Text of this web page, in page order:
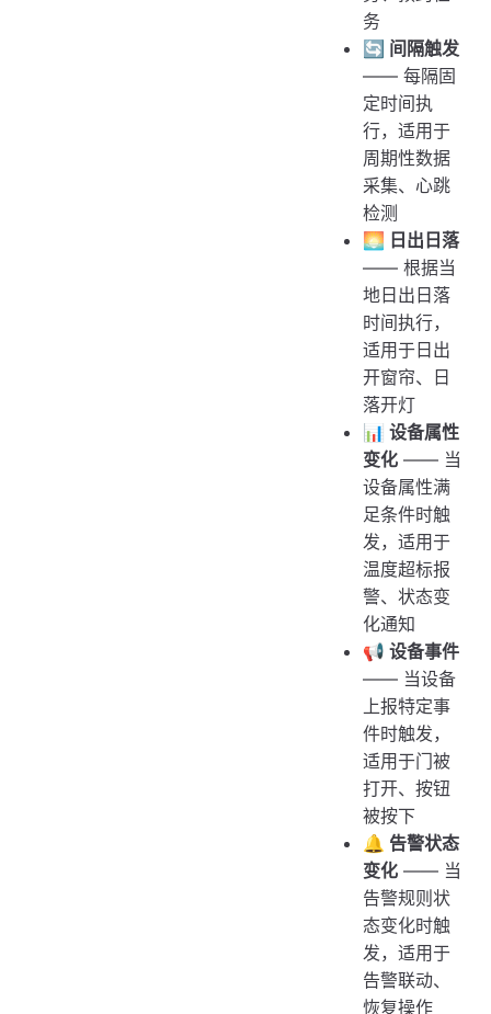
务
🔄 间隔触发
—— 每隔固
定时间执
行，适用于
周期性数据
采集、心跳
检测
🌅 日出日落
—— 根据当
地日出日落
时间执行，
适用于日出
开窗帘、日
落开灯
📊 设备属性
变化 —— 当
设备属性满
足条件时触
发，适用于
温度超标报
警、状态变
化通知
📢 设备事件
—— 当设备
上报特定事
件时触发，
适用于门被
打开、按钮
被按下
🔔 告警状态
变化 —— 当
告警规则状
态变化时触
发，适用于
告警联动、
恢复操作